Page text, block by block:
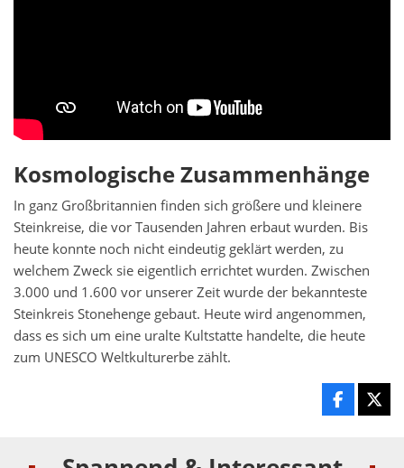
Kosmologische Zusammenhänge
In ganz Großbritannien finden sich größere und kleinere
Steinkreise, die vor Tausenden Jahren erbaut wurden. Bis
heute konnte noch nicht eindeutig geklärt werden, zu
welchem Zweck sie eigentlich errichtet wurden. Zwischen
3.000 und 1.600 vor unserer Zeit wurde der bekannteste
Steinkreis Stonehenge gebaut. Heute wird angenommen,
dass es sich um eine uralte Kultstatte handelte, die heute
zum UNESCO Weltkulturerbe zählt.